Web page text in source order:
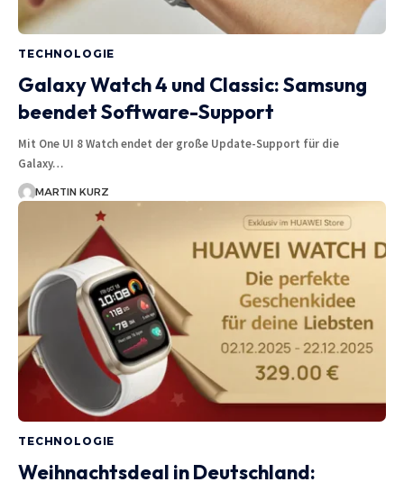
TECHNOLOGIE
Galaxy Watch 4 und Classic: Samsung
beendet Software-Support
Mit One UI 8 Watch endet der große Update-Support für die
Galaxy…
MARTIN KURZ
TECHNOLOGIE
Weihnachtsdeal in Deutschland: